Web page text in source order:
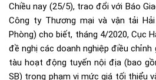
Chiều nay (25/5), trao đổi với Báo
Công ty Thương mại và vận tải
Phòng) cho biết, tháng 4/2020, Cục
đề nghị các doanh nghiệp điều chỉnh
tàu hoạt động tuyến nội địa (bao
SB) trong phạm vi mức giá tối thiểu